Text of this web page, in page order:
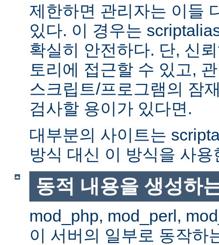
제한하면 관리자는 이들
있다. 이 경우는
확실히 안전하다. 단, 신
토리에 접근할 수 있고,
스크립트/프로그램의 잠
검사할 용이가 있다면.
대부분의 사이트는
방식 대신 이 방식을 사용
동적 내용을 생성하
mod_php, mod_perl,
이 서버의 일부로 동작하